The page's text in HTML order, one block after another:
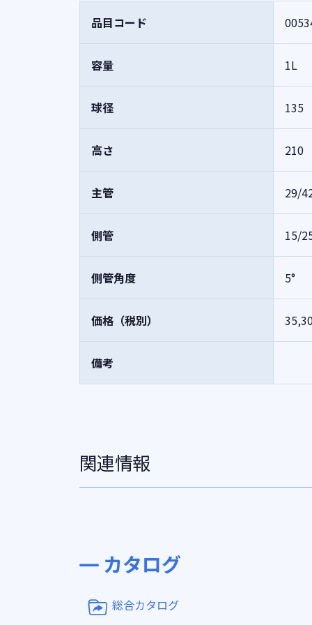
品目コード
容量 1L
球径 135
高さ 210
主管 29/
側管 15/
側管角度 5°
価格（税別）
備考
関連情報
カタログ
総合カタログ